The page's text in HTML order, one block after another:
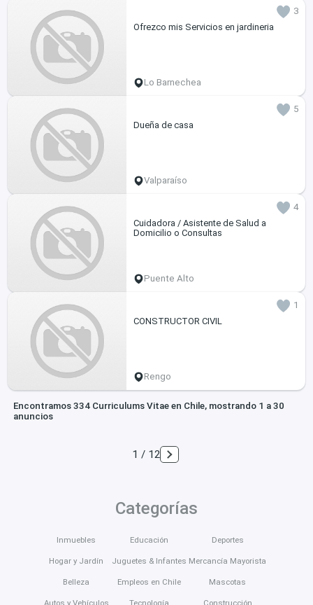
3
Ofrezco mis Servicios en jardineria
Lo Barnechea
5
Dueña de casa
Valparaíso
4
Cuidadora / Asistente de Salud a
Domicilio o Consultas
Puente Alto
1
CONSTRUCTOR CIVIL
Rengo
Encontramos 334 Curriculums Vitae en Chile, mostrando 1 a 30
anuncios
1 / 12
Categorías
Inmuebles
Hogar y Jardín
Belleza
Autos y Vehículos
Educación
Juguetes & Infantes
Empleos en Chile
Tecnología
Deportes
Mercancía Mayorista
Mascotas
Construcción